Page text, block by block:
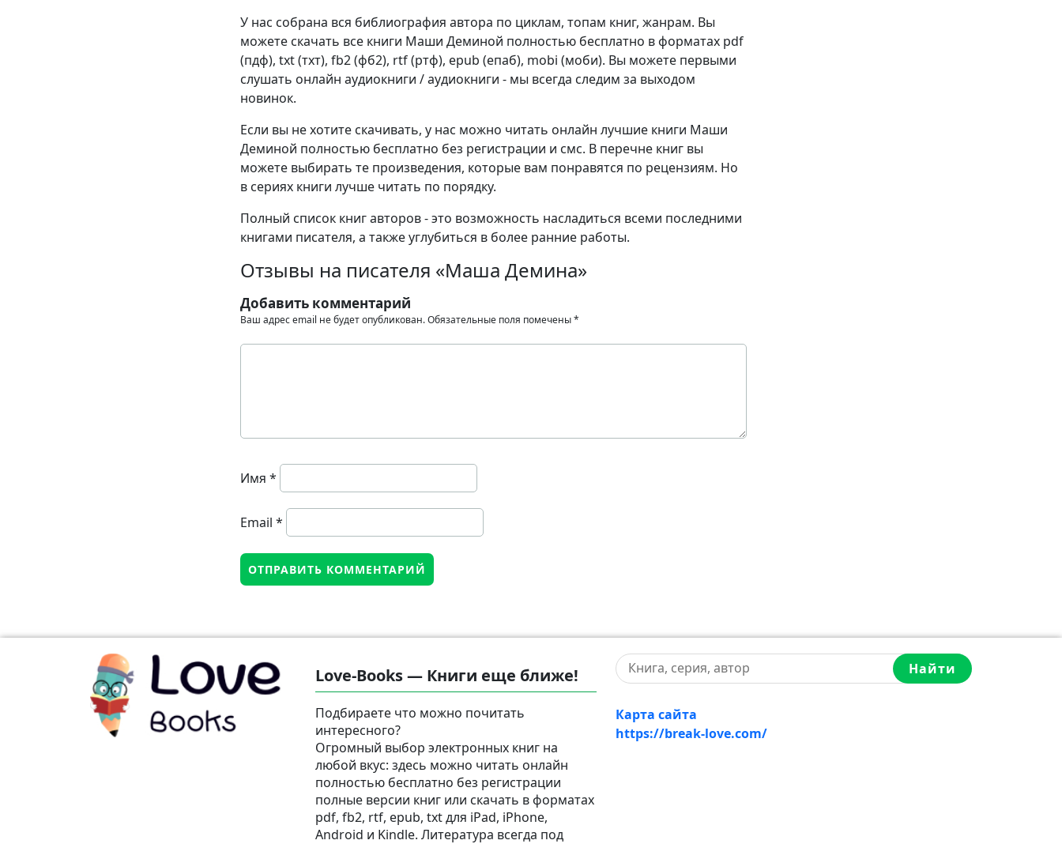
У нас собрана вся библиография автора по циклам, топам книг, жанрам. Вы
можете скачать все книги Маши Деминой полностью бесплатно в форматах pdf
(пдф), txt (тхт), fb2 (фб2), rtf (ртф), epub (епаб), mobi (моби). Вы можете первыми
слушать онлайн аудиокниги / аудиокниги - мы всегда следим за выходом
новинок.
Если вы не хотите скачивать, у нас можно читать онлайн лучшие книги Маши
Деминой полностью бесплатно без регистрации и смс. В перечне книг вы
можете выбирать те произведения, которые вам понравятся по рецензиям. Но
в сериях книги лучше читать по порядку.
Полный список книг авторов - это возможность насладиться всеми последними
книгами писателя, а также углубиться в более ранние работы.
Отзывы на писателя «Маша Демина»
Добавить комментарий
Ваш адрес email не будет опубликован.Обязательные поля помечены*
Имя *
Email *
Love-Books — Книги еще ближе!
Подбираете что можно почитать
интересного?
Огромный выбор электронных книг на
любой вкус: здесь можно читать онлайн
полностью бесплатно без регистрации
полные версии книг или скачать в форматах
pdf, fb2, rtf, epub, txt для iPad, iPhone,
Android и Kindle. Литература всегда под
Найти
Карта сайта
https://break-love.com/